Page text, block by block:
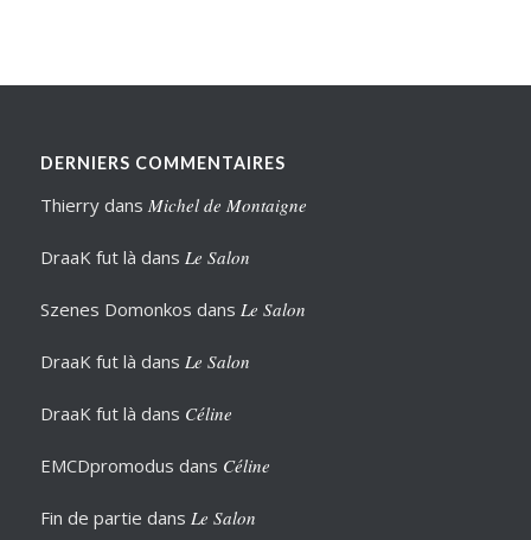
DERNIERS COMMENTAIRES
Thierrydans Michel de Montaigne
DraaK fut là dans Le Salon
Szenes Domonkos dans Le Salon
DraaK fut là dans Le Salon
DraaK fut là dans Céline
EMCDpromodus dans Céline
Fin de partie dans Le Salon